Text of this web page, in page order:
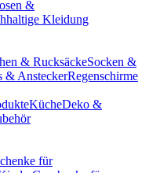
&
Kleidung
& RucksäckeSocken &
& AnsteckerRegenschirme
KücheDeko &
für